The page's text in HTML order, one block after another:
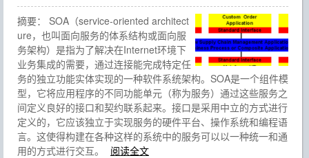
摘要： SOA（service-oriented architect
ure，也叫面向服务的体系结构或面向服
务架构）是指为了解决在Internet环境下
业务集成的需要，通过连接能完成特定任
务的独立功能实体实现的一种软件系统架构。SOA是一个组件模
型，它将应用程序的不同功能单元（称为服务）通过这些服务之
间定义良好的接口和契约联系起来。接口是采用中立的方式进行
定义的，它应该独立于实现服务的硬件平台、操作系统和编程语
言。这使得构建在各种这样的系统中的服务可以以一种统一和通
用的方式进行交互。
阅读全文